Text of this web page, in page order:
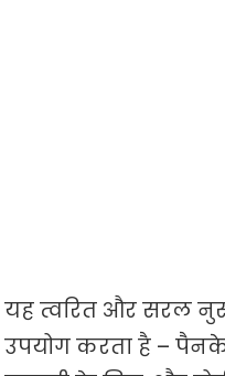
यह त्वरित और सरल
उपयोग करता है –